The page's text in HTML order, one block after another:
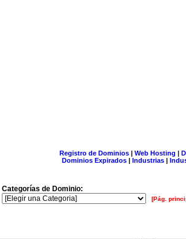
Registro de Dominios| Web Hosting |
Dominios Expirados | Industrias |
Categorías de Dominio:
[Pág.